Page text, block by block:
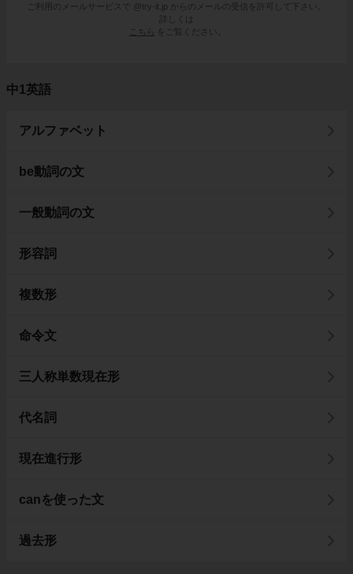
ご利用のメールサービスで @try-it.jp からのメールの受信を許可して下さい。
詳しくは
こちら
をご覧ください。
中1英語
アルファベット
be動詞の文
一般動詞の文
形容詞
複数形
命令文
三人称単数現在形
代名詞
現在進行形
canを使った文
過去形